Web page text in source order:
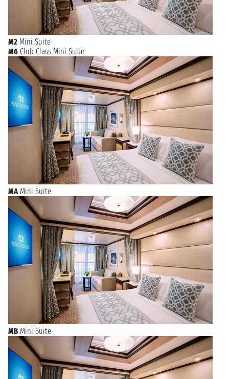
M2 Mini Suite
M6 Club Class Mini Suite
MA Mini Suite
MB Mini Suite